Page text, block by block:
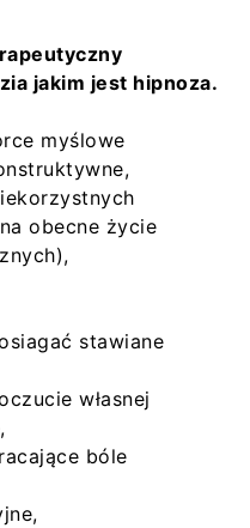
jakim jest hipnoza.
myślowe
obecne życie
stawiane
własnej
bóle